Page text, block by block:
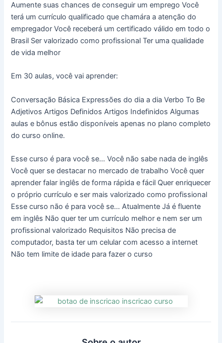
Aumente suas chances de conseguir um emprego Você
terá um currículo qualificado que chamára a atenção do
empregador Você receberá um certificado válido em todo o
Brasil Ser valorizado como profissional Ter uma qualidade
de vida melhor
Em 30 aulas, você vai aprender:
Conversação Básica Expressões do dia a dia Verbo To Be
Adjetivos Artigos Definidos Artigos Indefinidos Algumas
aulas e bônus estão disponíveis apenas no plano completo
do curso online.
Esse curso é para você se… Você não sabe nada de inglês
Você quer se destacar no mercado de trabalho Você quer
aprender falar inglês de forma rápida e fácil Quer enriquecer
o próprio currículo e ser mais valorizado como profissional
Esse curso não é para você se… Atualmente Já é fluente
em inglês Não quer ter um currículo melhor e nem ser um
profissional valorizado Requisitos Não precisa de
computador, basta ter um celular com acesso a internet
Não tem limite de idade para fazer o curso